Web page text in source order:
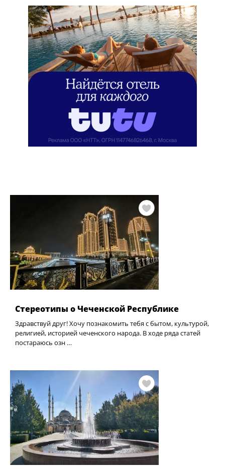
Стереотипы о Чеченской Республике
Здравствуй друг! Хочу познакомить тебя с бытом, культурой,
религией, историей чеченского народа. В ходе ряда статей
постараюсь озн …